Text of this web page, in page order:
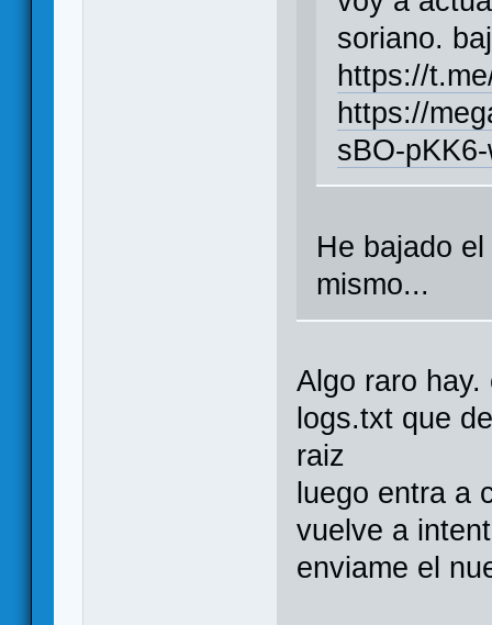
soriano.
https://
https://
sBO-
He bajado
mismo...
Algo raro
logs.txt que
raiz
luego entra a
vuelve a
enviame el